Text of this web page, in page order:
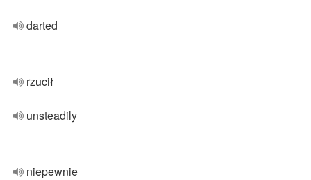
darted
rzucił
unsteadily
niepewnie